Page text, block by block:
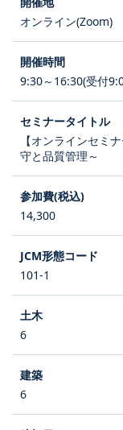
オンライン(Zoom)
9:30～16:30(受付
【オンラインセミ
守と品質管理～
14,300
101-1
6
6